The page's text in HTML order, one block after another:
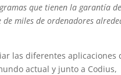
que tienen la garantía
de miles de ordenadores
las diferentes aplicaciones
actual y junto a Codius,